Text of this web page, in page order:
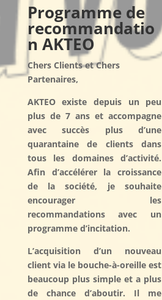
Programme de
recommandatio
n AKTEO
Chers Clients et Chers
Partenaires,
AKTEO existe depuis un peu
plus de 7 ans et accompagne
avec succès plus d’une
quarantaine de clients dans
tous les domaines d’activité.
Afin d’accélérer la croissance
de la société, je souhaite
encourager les
recommandations avec un
programme d’incitation.
L’acquisition d’un nouveau
client via le bouche-à-oreille est
beaucoup plus simple et a plus
de chance d’aboutir. Il me